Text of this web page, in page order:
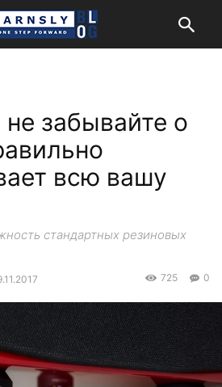
забывайте о
всю вашу
стандартных резиновых
0
725